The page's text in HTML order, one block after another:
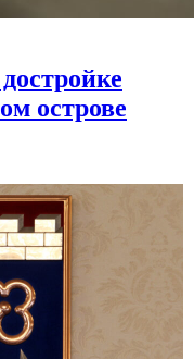
острове